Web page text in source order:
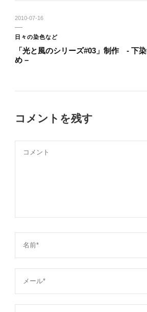
2010-07-16
日々の染色など
「光と風のシリーズ#03」制作 - 下染
め –
コメントを残す